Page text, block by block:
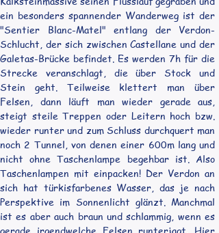
ein besonders spannender Wanderweg ist der
"Sentier Blanc-Matel" entlang der Verdon-
Schlucht, der sich zwischen Castellane und der
Galetas-Brücke befindet. Es werden 7h für die
Strecke veranschlagt, die über Stock und
Stein geht. Teilweise klettert man über
Felsen, dann läuft man wieder gerade aus,
steigt steile Treppen oder Leitern hoch bzw.
wieder runter und zum Schluss durchquert man
noch 2 Tunnel, von denen einer 600m lang und
nicht ohne Taschenlampe begehbar ist. Also
Taschenlampen mit einpacken! Der Verdon an
sich hat türkisfarbenes Wasser, das je nach
Perspektive im Sonnenlicht glänzt. Manchmal
ist es aber auch braun und schlammig, wenn es
gerade irgendwelche Felsen runterjagt. Hier